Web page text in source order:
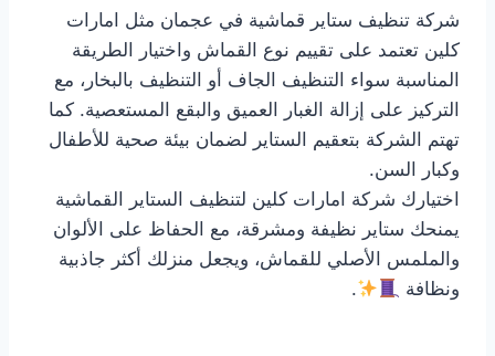
شركة تنظيف ستاير قماشية في عجمان مثل امارات
كلين تعتمد على تقييم نوع القماش واختيار الطريقة
المناسبة سواء التنظيف الجاف أو التنظيف بالبخار، مع
التركيز على إزالة الغبار العميق والبقع المستعصية. كما
تهتم الشركة بتعقيم الستاير لضمان بيئة صحية للأطفال
وكبار السن.
اختيارك شركة امارات كلين لتنظيف الستاير القماشية
يمنحك ستاير نظيفة ومشرقة، مع الحفاظ على الألوان
والملمس الأصلي للقماش، ويجعل منزلك أكثر جاذبية
ونظافة
.